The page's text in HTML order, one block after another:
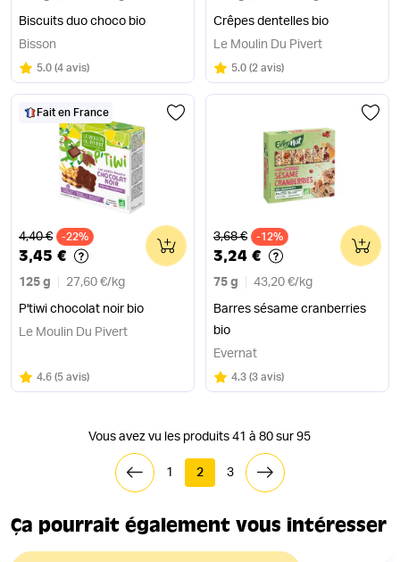
Biscuits duo choco bio
Bisson
Note
5.0 sur 5
(4 avis)
Crêpes dentelles bio
Le Moulin Du Pivert
Note
5.0 sur 5
(2 avis)
Fait en France
Ancien prix
4,40 € -22%
3,45 €
125 g 27,60 €/ kg
P'tiwi chocolat noir bio
0
Le Moulin Du Pivert
Note
4.6 sur 5
(5 avis)
Ancien prix
3,68 € -12%
3,24 €
75 g 43,20 €/ kg
Barres sésame cranberries
bio
0
Evernat
Note
4.3 sur 5
(3 avis)
Vous avez vu les produits 41 à 80 sur 95
1 2 3
Ça pourrait également vous intéresser